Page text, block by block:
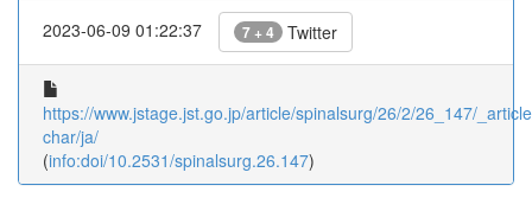
2023-06-09 01:22:37 7 + 4 Twitter
https://www.jstage.jst.go.jp/article/spinalsurg/26/2/26_147/
char/ja/
(info:doi/10.2531/spinalsurg.26.147)